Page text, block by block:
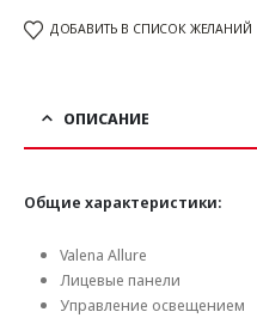
ДОБАВИТЬ В СПИСОК ЖЕЛАНИЙ
ОПИСАНИЕ
Общие характеристики:
Valena Allure
Лицевые панели
Управление освещением